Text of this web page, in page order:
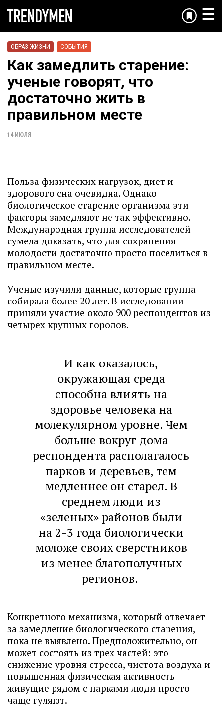
☰
ОБРАЗ ЖИЗНИ СОБЫТИЯ
Как замедлить старение:
ученые говорят, что
достаточно жить в
правильном месте
14 ИЮЛЯ
Польза физических нагрузок, диет и
здорового сна очевидна. Однако
биологическое старение организма эти
факторы замедляют не так эффективно.
Международная группа исследователей
сумела доказать, что для сохранения
молодости достаточно просто поселиться в
правильном месте.
Ученые изучили данные, которые группа
собирала более 20 лет. В исследовании
приняли участие около 900 респондентов из
четырех крупных городов.
И как оказалось,
окружающая среда
способна влиять на
здоровье человека на
молекулярном уровне. Чем
больше вокруг дома
респондента располагалось
парков и деревьев, тем
медленнее он старел. В
среднем люди из
«зеленых» районов были
на 2-3 года биологически
моложе своих сверстников
из менее благополучных
регионов.
Конкретного механизма, который отвечает
за замедление биологического старения,
пока не выявлено. Предположительно, он
может состоять из трех частей: это
снижение уровня стресса, чистота воздуха и
повышенная физическая активность —
живущие рядом с парками люди просто
чаще гуляют.